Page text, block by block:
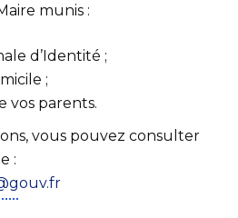
munis :
d’Identité ;
;
vos parents.
vous pouvez consulter
: